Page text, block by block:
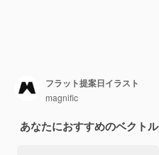
フラット提案日イラスト
magnific
あなたにおすすめのベクトル